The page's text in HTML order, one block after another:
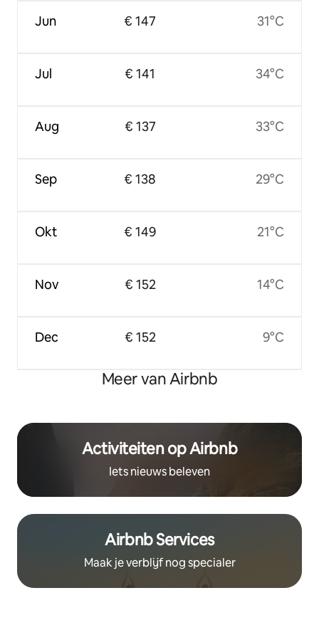
Jun
Jul
Aug
Sep
Okt
Nov
Dec
€ 147
€ 141
€ 137
€ 138
€ 149
€ 152
€ 152
31°C
34°C
33°C
29°C
21°C
14°C
9°C
Meer van Airbnb
Activiteiten op Airbnb
Iets nieuws beleven
Airbnb Services
Maak je verblijf nog specialer